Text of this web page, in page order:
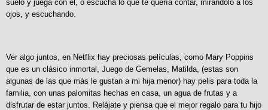
suelo y juega con él, o escucha lo que te quería contar, mirándolo a los
ojos, y escuchando.
Ver algo juntos, en Netflix hay preciosas películas, como Mary Poppins
que es un clásico inmortal, Juego de Gemelas, Matilda, (estas son
algunas de las que más le gustan a mi hija menor) hay pelis para toda la
familia, con unas palomitas hechas en casa, un agua de frutas y a
disfrutar de estar juntos. Relájate y piensa que el mejor regalo para tu hijo